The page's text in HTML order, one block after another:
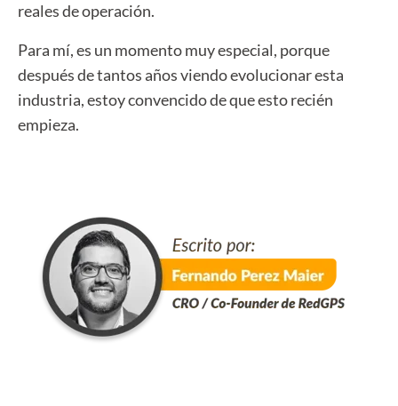
reales de operación.
Para mí, es un momento muy especial, porque
después de tantos años viendo evolucionar esta
industria,estoy convencido de que esto recién
empieza.